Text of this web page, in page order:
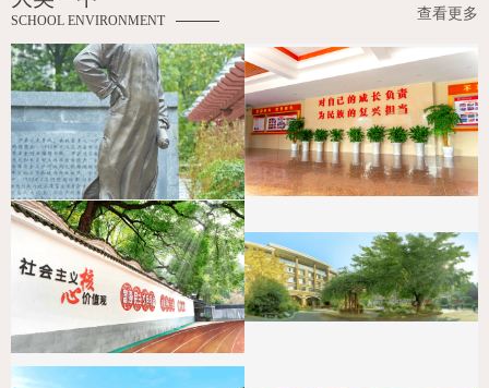
SCHOOL ENVIRONMENT 查看更多